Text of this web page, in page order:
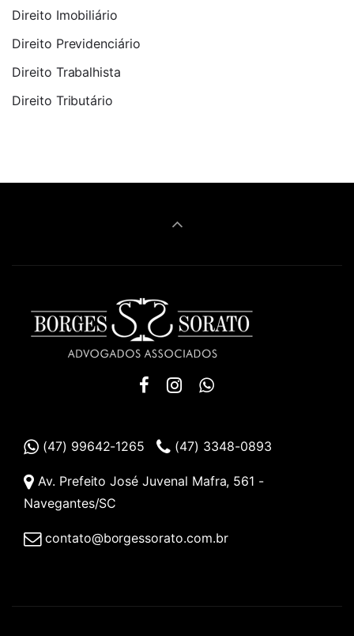
Direito Imobiliário
Direito Previdenciário
Direito Trabalhista
Direito Tributário
(47) 99642-1265 (47) 3348-0893
Av. Prefeito José Juvenal Mafra, 561 -
Navegantes/SC
contato@borgessorato.com.br